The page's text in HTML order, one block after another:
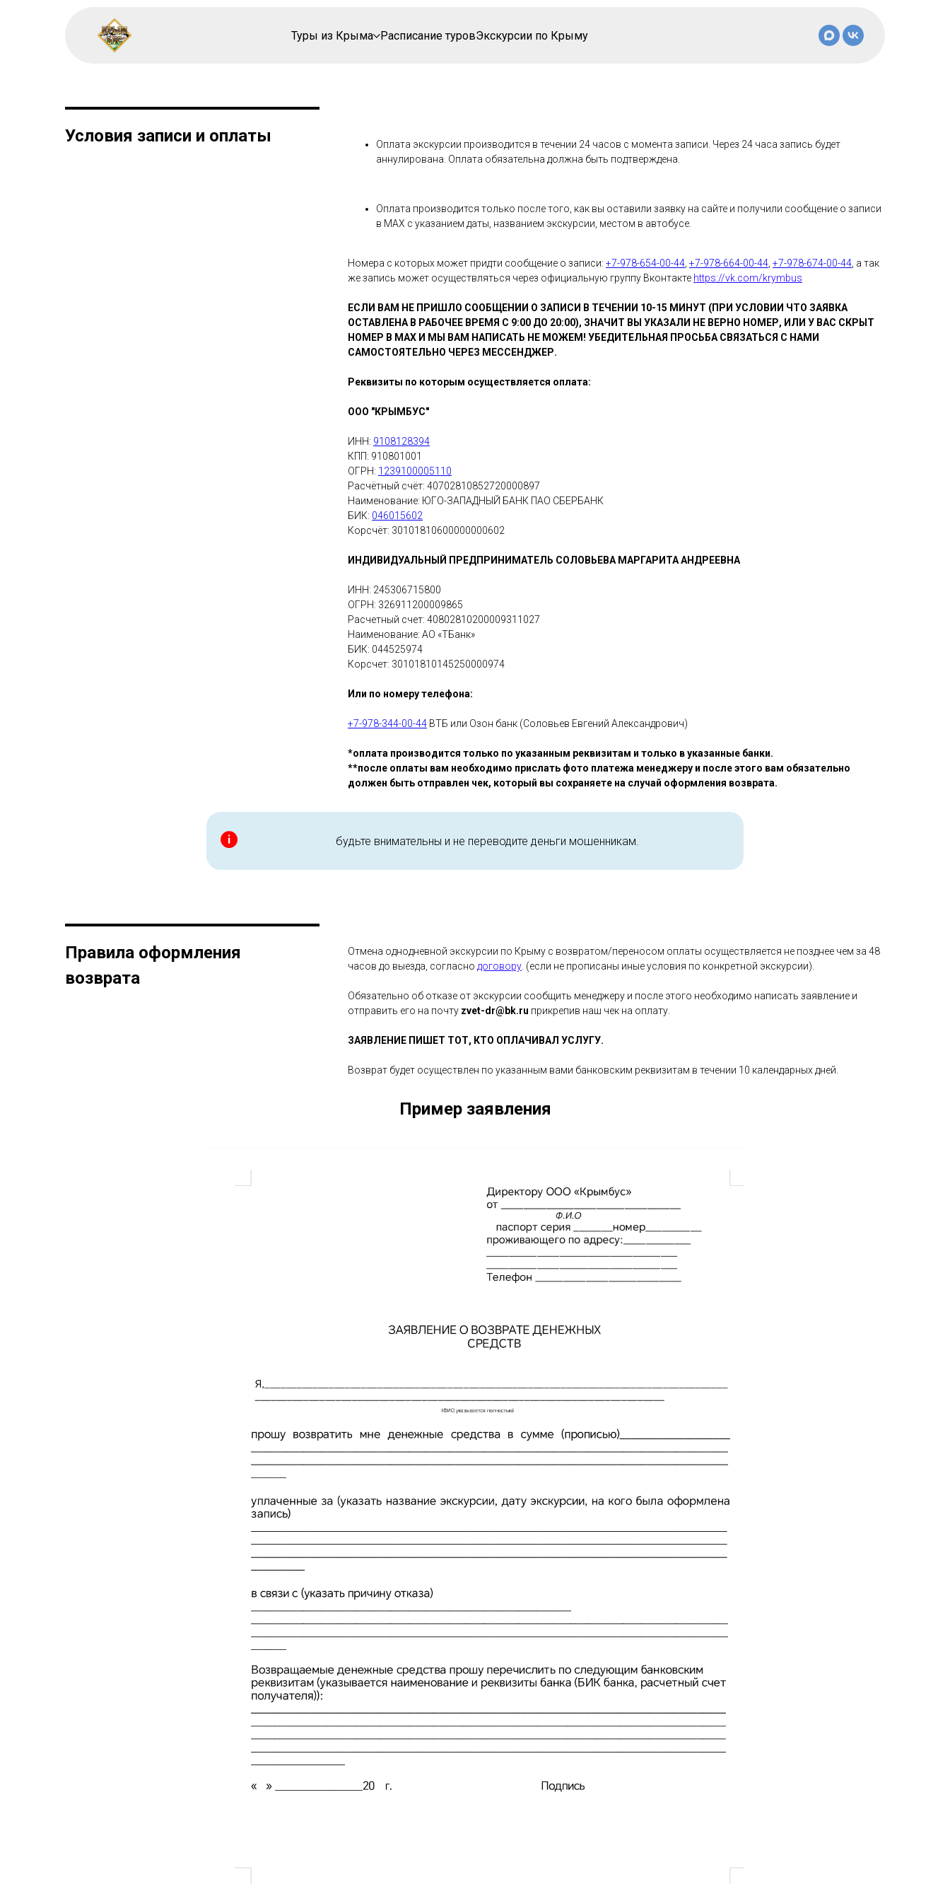
Туры из Крыма Расписание туровЭкскурсии по Крыму
Условия записи и оплаты
Оплата экскурсии производится в течении 24 часов с момента записи. Через 24 часа запись будет
аннулирована. Оплата обязательна должна быть подтверждена.
Оплата производится только после того, как вы оставили заявку на сайте и получили сообщение о записи
в МАХ с указанием даты, названием экскурсии, местом в автобусе.
Номера с которых может придти сообщение о записи: +7-978-654-00-44 +7-978-664-00-44 +7-978-674-00-44 , а так
же запись может осуществляться через официальную группу Вконтакте https://vk.com/krymbus
ЕСЛИ ВАМ НЕ ПРИШЛО СООБЩЕНИИ О ЗАПИСИ В ТЕЧЕНИИ 10-15 МИНУТ (ПРИ УСЛОВИИ ЧТО ЗАЯВКА
ОСТАВЛЕНА В РАБОЧЕЕ ВРЕМЯ С 9:00 ДО 20:00), ЗНАЧИТ ВЫ УКАЗАЛИ НЕ ВЕРНО НОМЕР, ИЛИ У ВАС СКРЫТ
НОМЕР В МАХ И МЫ ВАМ НАПИСАТЬ НЕ МОЖЕМ! УБЕДИТЕЛЬНАЯ ПРОСЬБА СВЯЗАТЬСЯ С НАМИ
САМОСТОЯТЕЛЬНО ЧЕРЕЗ МЕССЕНДЖЕР.
Реквизиты по которым осуществляется оплата:
ООО "КРЫМБУС"
ИНН: 9108128394
КПП: 910801001
ОГРН: 1239100005110
Расчётный счёт: 40702810852720000897
Наименование: ЮГО-ЗАПАДНЫЙ БАНК ПАО СБЕРБАНК
БИК: 046015602
Корсчёт: 30101810600000000602
ИНДИВИДУАЛЬНЫЙ ПРЕДПРИНИМАТЕЛЬ СОЛОВЬЕВА МАРГАРИТА АНДРЕЕВНА
ИНН: 245306715800
ОГРН: 326911200009865
Расчетный счет: 40802810200009311027
Наименование: АО «ТБанк»
БИК: 044525974
Корсчет: 30101810145250000974
Или по номеру телефона:
+7-978-344-00-44 ВТБ или Озон банк (Соловьев Евгений Александрович)
*оплата производится только по указанным реквизитам и только в указанные банки.
**после оплаты вам необходимо прислать фото платежа менеджеру и после этого вам обязательно
должен быть отправлен чек, который вы сохраняете на случай оформления возврата.
будьте внимательны и не переводите деньги мошенникам.
Правила оформления
возврата
Отмена однодневной экскурсии по Крыму с возвратом/переносом оплаты осуществляется не позднее чем за 48
часов до выезда, согласно договору . (если не прописаны иные условия по конкретной экскурсии).
Обязательно об отказе от экскурсии сообщить менеджеру и после этого необходимо написать заявление и
отправить его на почту zvet-dr@bk.ru прикрепив наш чек на оплату.
ЗАЯВЛЕНИЕ ПИШЕТ ТОТ, КТО ОПЛАЧИВАЛ УСЛУГУ.
Возврат будет осуществлен по указанным вами банковским реквизитам в течении 10 календарных дней.
Пример заявления